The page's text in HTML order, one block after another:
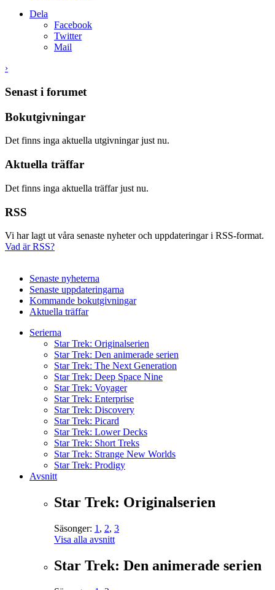
Dela
Facebook
Twitter
Mail
›
Senast i forumet
Bokutgivningar
Det finns inga aktuella utgivningar just nu.
Aktuella träffar
Det finns inga aktuella träffar just nu.
RSS
Vi har lagt ut våra senaste nyheter och uppdateringar i RSS-format.
Vad är RSS?
Senaste nyheterna
Senaste uppdateringarna
Kommande bokutgivningar
Aktuella träffar
Serierna
Star Trek: Originalserien
Star Trek: Den animerade serien
Star Trek: The Next Generation
Star Trek: Deep Space Nine
Star Trek: Voyager
Star Trek: Enterprise
Star Trek: Discovery
Star Trek: Picard
Star Trek: Lower Decks
Star Trek: Short Treks
Star Trek: Strange New Worlds
Star Trek: Prodigy
Avsnitt
Star Trek: Originalserien
Säsonger: 1 , 2, 3
Visa alla avsnitt
Star Trek: Den animerade serien